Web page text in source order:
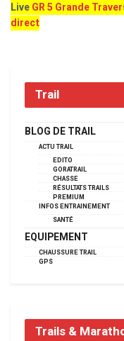
LiveGR 5 Grande
direct
Trail
BLOG DE TRAIL
ACTU TRAIL
EDITO
GORATRAIL
CHASSE
RÉSULTATS TRAILS
PREMIUM
INFOS ENTRAINEMENT
SANTÉ
EQUIPEMENT
CHAUSSURE TRAIL
GPS
Trails &